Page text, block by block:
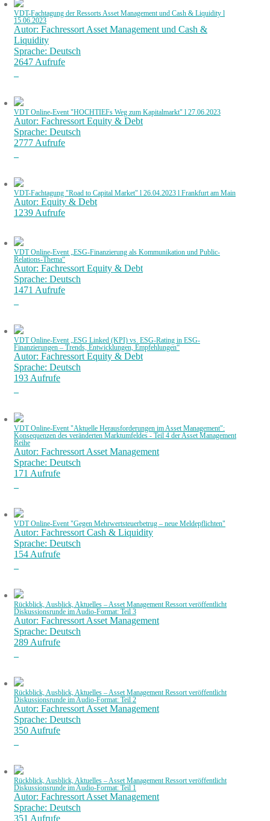
VDT-Fachtagung der Ressorts Asset Management und Cash & Liquidity l
15.06.2023
Autor: Fachressort Asset Management und Cash &
Liquidity
Sprache: Deutsch
2647 Aufrufe
VDT Online-Event "HOCHTIEFs Weg zum Kapitalmarkt" l 27.06.2023
Autor: Fachressort Equity & Debt
Sprache: Deutsch
2777 Aufrufe
VDT-Fachtagung "Road to Capital Market" l 26.04.2023 l Frankfurt am Main
Autor: Equity & Debt
1239 Aufrufe
VDT Online-Event „ESG-Finanzierung als Kommunikation und Public-
Relations-Thema“
Autor: Fachressort Equity & Debt
Sprache: Deutsch
1471 Aufrufe
VDT Online-Event „ESG Linked (KPI) vs. ESG-Rating in ESG-
Finanzierungen – Trends, Entwicklungen, Empfehlungen“
Autor: Fachressort Equity & Debt
Sprache: Deutsch
193 Aufrufe
VDT Online-Event "Aktuelle Herausforderungen im Asset Management":
Konsequenzen des veränderten Marktumfeldes - Teil 4 der Asset Management
Reihe
Autor: Fachressort Asset Management
Sprache: Deutsch
171 Aufrufe
VDT Online-Event "Gegen Mehrwertsteuerbetrug – neue Meldepflichten"
Autor: Fachressort Cash & Liquidity
Sprache: Deutsch
154 Aufrufe
Rückblick, Ausblick, Aktuelles – Asset Management Ressort veröffentlicht
Diskussionsrunde im Audio-Format: Teil 3
Autor: Fachressort Asset Management
Sprache: Deutsch
289 Aufrufe
Rückblick, Ausblick, Aktuelles – Asset Management Ressort veröffentlicht
Diskussionsrunde im Audio-Format: Teil 2
Autor: Fachressort Asset Management
Sprache: Deutsch
350 Aufrufe
Rückblick, Ausblick, Aktuelles – Asset Management Ressort veröffentlicht
Diskussionsrunde im Audio-Format: Teil 1
Autor: Fachressort Asset Management
Sprache: Deutsch
351 Aufrufe